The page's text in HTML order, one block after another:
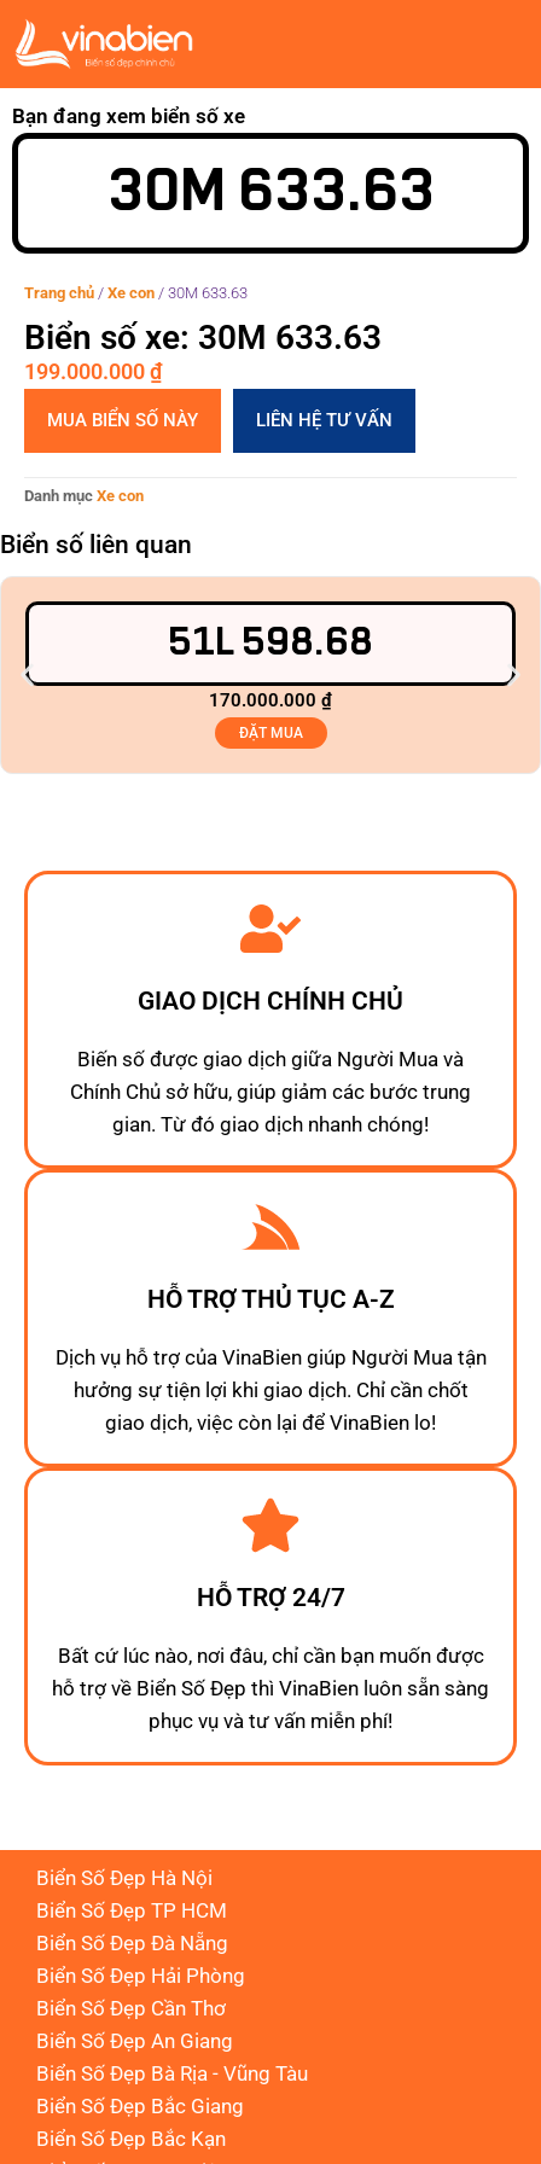
Bạn đang xem biển số xe
30M 633.63
Trang chủ / Xe con / 30M 633.63
Biển số xe: 30M 633.63
199.000.000₫
MUA BIỂN SỐ NÀY LIÊN HỆ TƯ VẤN
Danh mục Xe con
Biển số liên quan
51L 598.68
170.000.000 ₫
ĐẶT MUA
GIAO DỊCH CHÍNH CHỦ
Biến số được giao dịch giữa Người Mua và
Chính Chủ sở hữu, giúp giảm các bước trung
gian. Từ đó giao dịch nhanh chóng!
HỖ TRỢ THỦ TỤC A-Z
Dịch vụ hỗ trợ của VinaBien giúp Người Mua tận
hưởng sự tiện lợi khi giao dịch. Chỉ cần chốt
giao dịch, việc còn lại để VinaBien lo!
HỖ TRỢ 24/7
Bất cứ lúc nào, nơi đâu, chỉ cần bạn muốn được
hỗ trợ về Biển Số Đẹp thì VinaBien luôn sẵn sàng
phục vụ và tư vấn miễn phí!
Biển Số Đẹp Hà Nội
Biển Số Đẹp TP HCM
Biển Số Đẹp Đà Nẵng
Biển Số Đẹp Hải Phòng
Biển Số Đẹp Cần Thơ
Biển Số Đẹp An Giang
Biển Số Đẹp Bà Rịa - Vũng Tàu
Biển Số Đẹp Bắc Giang
Biển Số Đẹp Bắc Kạn